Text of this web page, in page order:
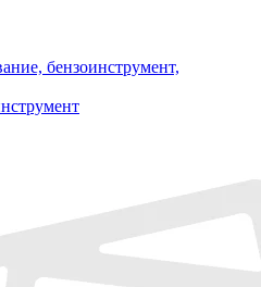
бензоинструмент,